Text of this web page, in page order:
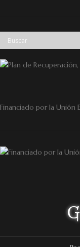
Financiado por la Unión